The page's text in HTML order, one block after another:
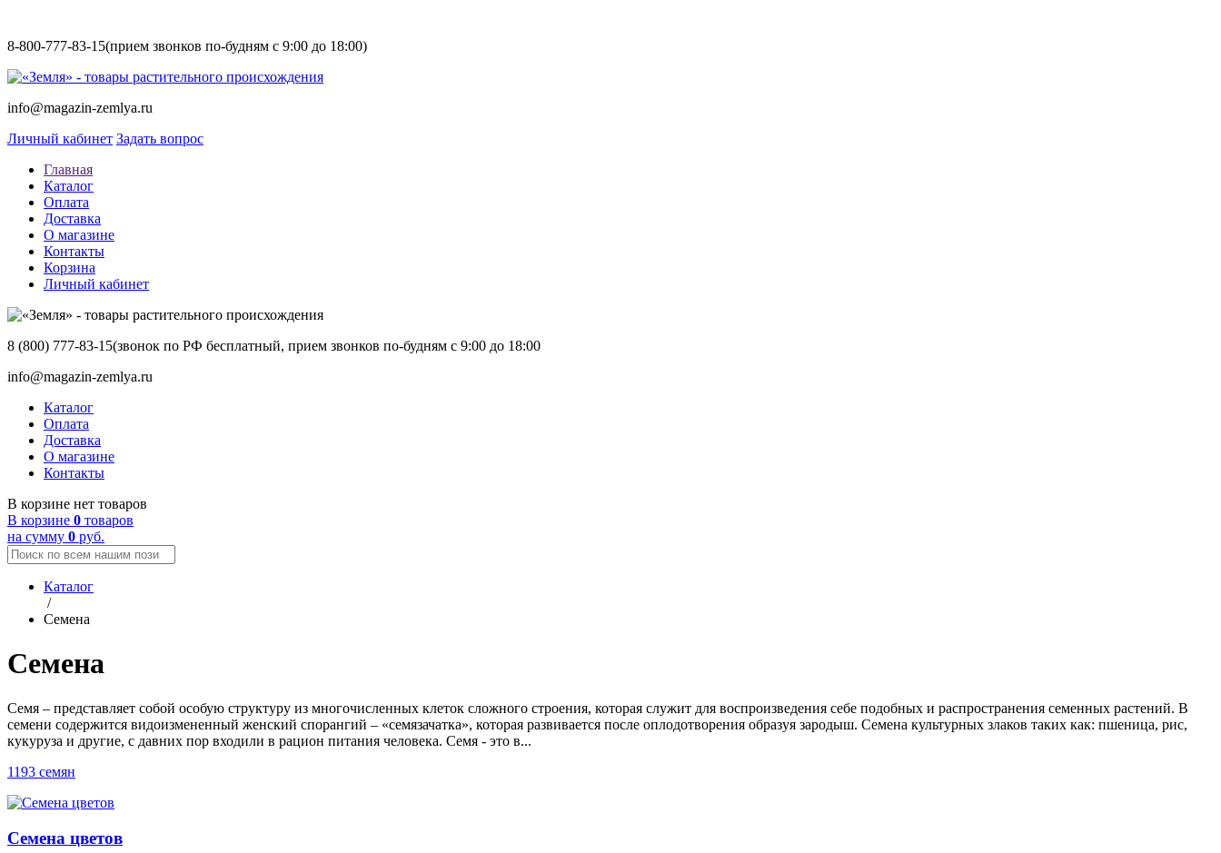
8-800-777-83-15(прием звонков по-будням с 9:00 до 18:00)
info@magazin-zemlya.ru
Личный кабинет Задать вопрос
Главная
Каталог
Оплата
Доставка
О магазине
Контакты
Корзина
Личный кабинет
8 (800) 777-83-15(звонок по РФ бесплатный, прием звонков по-будням с 9:00 до 18:00
info@magazin-zemlya.ru
Каталог
Оплата
Доставка
О магазине
Контакты
В корзине нет товаров
В корзине 0 товаров
на сумму 0 руб.
Каталог
/
Семена
Семена
Семя – представляет собой особую структуру из многочисленных клеток сложного строения, которая служит для воспроизведения себе подобных и распространения семенных растений. В
семени содержится видоизмененный женский спорангий – «семязачатка», которая развивается после оплодотворения образуя зародыш. Семена культурных злаков таких как: пшеница, рис,
кукуруза и другие, с давних пор входили в рацион питания человека. Семя - это в...
1193 семян
Семена цветов